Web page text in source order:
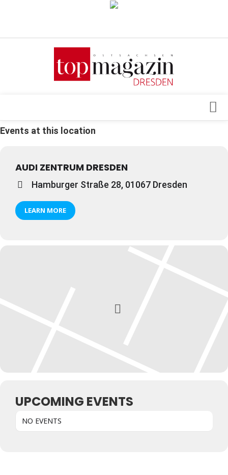
Verkaufsstellen
Mediadaten
Architektur & Design
Genuss
Geschäft
gesund & schön
Events at this location
AUDI ZENTRUM DRESDEN
Hamburger Straße 28, 01067 Dresden
LEARN MORE
UPCOMING EVENTS
NO EVENTS